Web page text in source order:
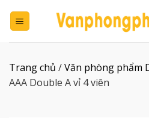
đến
Trang chủ /Văn phòng phẩm
AAA Double A vỉ 4 viên